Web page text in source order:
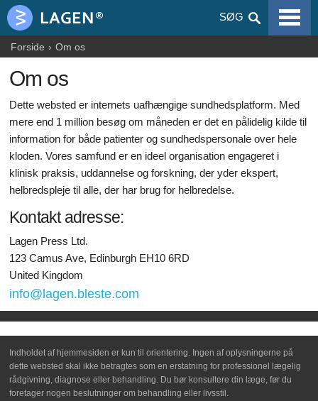
SØG
VIRUSSYGDOMME
ALLERGIER
GRAVIDITET
ERNÆRING
BLOGS
ARTIKLER
MEDICIN & NARKOTIKA
Forside Om os
Om os
Dette websted er internets uafhængige sundhedsplatform. Med
mere end 1 million besøg om måneden er det en pålidelig kilde til
information for både patienter og sundhedspersonale over hele
kloden. Vores samfund er en ideel organisation engageret i
klinisk praksis, uddannelse og forskning, der yder ekspert,
helbredspleje til alle, der har brug for helbredelse.
Kontakt adresse:
Lagen Press Ltd.
123 Camus Ave, Edinburgh EH10 6RD
United Kingdom
info@lagen.bleste.com
Indholdet af hjemmesiden er kun til orientering. Ingen af oplysningerne på
dette websted skal ikke betragtes som en erstatning for professionel lægelig
rådgivning, diagnose eller behandling. Du bør konsultere din læge, før du
foretager nogen beslutninger om behandling eller livsstil.